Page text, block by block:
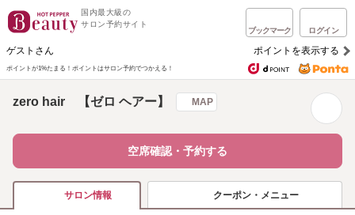
国内最大級の
サロン予約サイト
ブックマーク ログイン
ゲストさん ポイントを表示する
ポイントが1%たまる！ ポイントはサロン予約でつかえる！
zero hair 【ゼロ ヘアー】 MAP
空席確認・予約する
サロン情報 クーポン・メニュー